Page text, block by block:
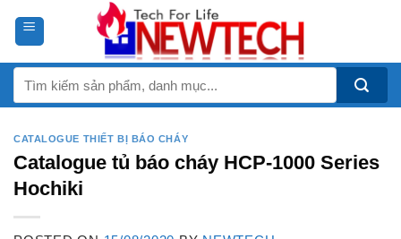
kiếm:
CATALOGUE THIẾT BỊ BÁO CHÁY
Catalogue tủ báo cháy HCP-1000 Series
Hochiki